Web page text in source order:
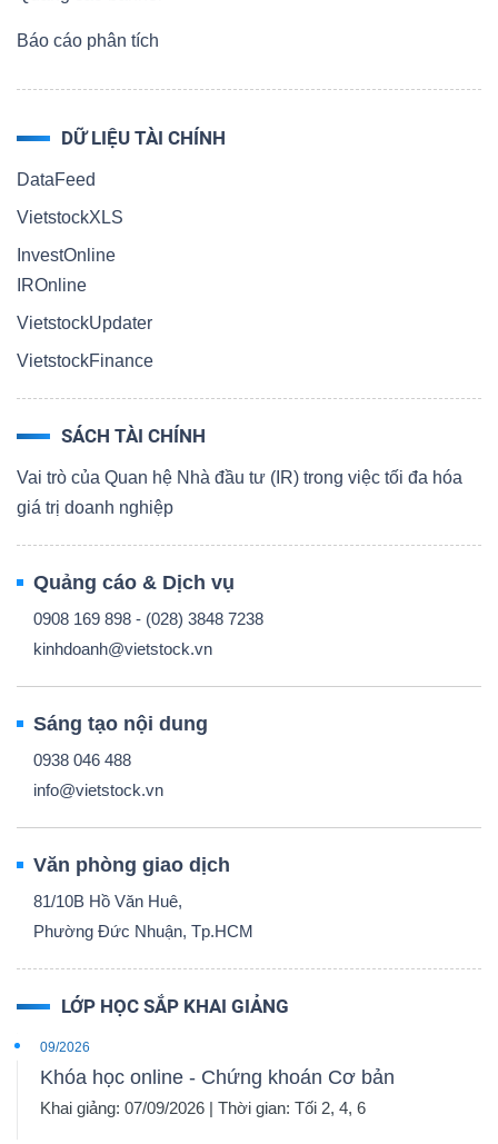
Báo cáo phân tích
DỮ LIỆU TÀI CHÍNH
DataFeed
VietstockXLS
InvestOnline
IROnline
VietstockUpdater
VietstockFinance
SÁCH TÀI CHÍNH
Vai trò của Quan hệ Nhà đầu tư (IR) trong việc tối đa hóa
giá trị doanh nghiệp
Quảng cáo & Dịch vụ
0908 169 898 - (028) 3848 7238
kinhdoanh@vietstock.vn
Sáng tạo nội dung
0938 046 488
info@vietstock.vn
Văn phòng giao dịch
81/10B Hồ Văn Huê,
Phường Đức Nhuận, Tp.HCM
LỚP HỌC SẮP KHAI GIẢNG
09/2026
Khóa học online - Chứng khoán Cơ bản
Khai giảng: 07/09/2026 | Thời gian: Tối 2, 4, 6